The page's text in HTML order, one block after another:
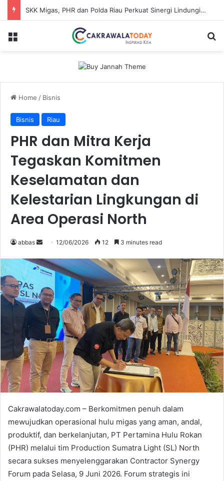
SKK Migas, PHR dan Polda Riau Perkuat Sinergi Lindungi Aset Negara demi Menjaga Ketahanan Energi Nasional
Home / Bisnis
Bisnis Riau
PHR dan Mitra Kerja
Tegaskan Komitmen
Keselamatan dan
Kelestarian Lingkungan di
Area Operasi North
abbas
n
a
n
e
m
i
l
12/06/2026 12 3 minutes read
Cakrawalatoday.com – Berkomitmen penuh dalam
mewujudkan operasional hulu migas yang aman, andal,
produktif, dan berkelanjutan, PT Pertamina Hulu Rokan
(PHR) melalui tim Production Sumatra Light (SL) North
secara sukses menyelenggarakan Contractor Synergy
Forum pada Selasa, 9 Juni 2026. Forum strategis ini